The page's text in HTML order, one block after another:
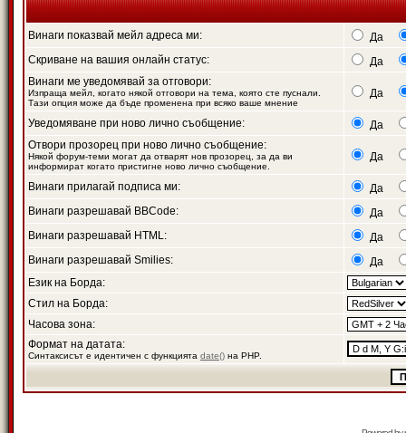
Винаги показвай мейл адреса ми:
Да
Скриване на вашия онлайн статус:
Да
Винаги ме уведомявай за отговори:
Изпраща мейл, когато някой отговори на тема, която сте пуснали.
Тази опция може да бъде променена при всяко ваше мнение
Да
Уведомяване при ново лично съобщение:
Да
Отвори прозорец при ново лично съобщение:
Някой форум-теми могат да отварят нов прозорец, за да ви
информират когато пристигне ново лично съобщение.
Да
Винаги прилагай подписа ми:
Да
Винаги разрешавай BBCode:
Да
Винаги разрешавай HTML:
Да
Винаги разрешавай Smilies:
Да
Език на Борда:
Стил на Борда:
Часова зона:
Формат на датата:
Синтаксисът е идентичен с функцията date() на PHP.